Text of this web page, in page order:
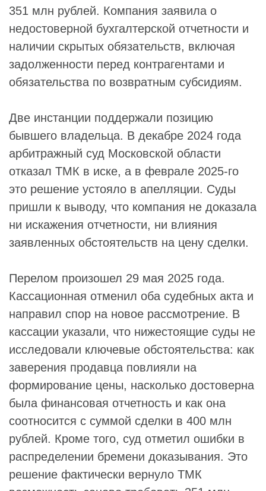
351 млн рублей. Компания заявила о
недостоверной бухгалтерской отчетности и
наличии скрытых обязательств, включая
задолженности перед контрагентами и
обязательства по возвратным субсидиям.
Две инстанции поддержали позицию
бывшего владельца. В декабре 2024 года
арбитражный суд Московской области
отказал ТМК в иске, а в феврале 2025-го
это решение устояло в апелляции. Суды
пришли к выводу, что компания не доказала
ни искажения отчетности, ни влияния
заявленных обстоятельств на цену сделки.
Перелом произошел 29 мая 2025 года.
Кассационная отменил оба судебных акта и
направил спор на новое рассмотрение. В
кассации указали, что нижестоящие суды не
исследовали ключевые обстоятельства: как
заверения продавца повлияли на
формирование цены, насколько достоверна
была финансовая отчетность и как она
соотносится с суммой сделки в 400 млн
рублей. Кроме того, суд отметил ошибки в
распределении бремени доказывания. Это
решение фактически вернуло ТМК